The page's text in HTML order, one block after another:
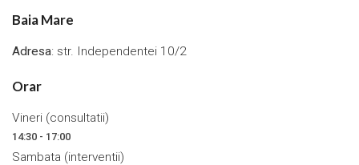
Baia Mare
Adresa: str. Independentei 10/2
Orar
Vineri (consultatii)
14:30 - 17:00
Sambata (interventii)